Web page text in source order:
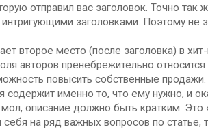
отправил вас заголовок. Точно так
заголовками. Поэтому не
второе место (после заголовка) в
авторов пренебрежительно
повысить собственные
именно то, что ему нужно, и
описание должно быть кратким. Это
на ряд важных вопросов по статье,